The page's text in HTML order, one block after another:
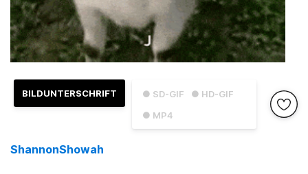
● SD-GIF
● HD-GIF
● MP4
BILDUNTERSCHRIFT
ShannonShowah